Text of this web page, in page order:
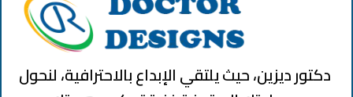
دكتور ديزين، حيث يلتقي الإبداع بالاحترافية، لنحول